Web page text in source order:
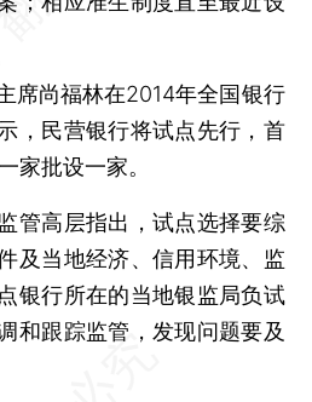
尚福林在2014年全国银行
，民营银行将试点先行，首
家批设一家。
高层指出，试点选择要综
及当地经济、信用环境、监
银行所在的当地银监局负试
和跟踪监管，发现问题要及